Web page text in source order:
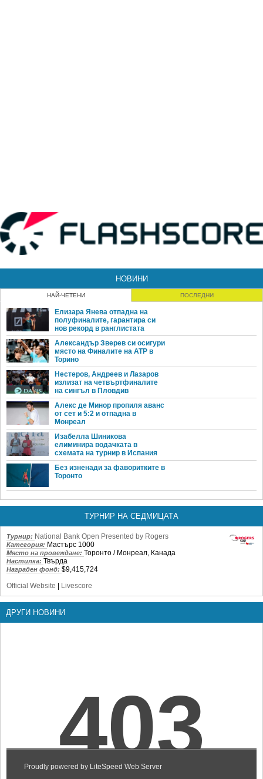
НОВИНИ
НАЙ-ЧЕТЕНИ ПОСЛЕДНИ
Елизара Янева отпадна на
полуфиналите, гарантира си
нов рекорд в ранглистата
Александър Зверев си осигури
място на Финалите на ATP в
Торино
Нестеров, Андреев и Лазаров
излизат на четвъртфиналите
на сингъл в Пловдив
Алекс де Минор пропиля аванс
от сет и 5:2 и отпадна в
Монреал
Изабелла Шиникова
елиминира водачката в
схемата на турнир в Испания
Без изненади за фаворитките в
Торонто
ТУРНИР НА СЕДМИЦАТА
Турнир: National Bank Open Presented by Rogers
Категория: Мастърс 1000
Място на провеждане: Торонто / Монреал, Канада
Настилка: Твърда
Награден фонд: $9,415,724
Official Website
Livescore
ДРУГИ НОВИНИ